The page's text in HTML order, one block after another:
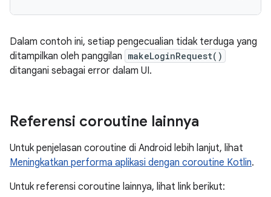
Dalam contoh ini, setiap pengecualian tidak terduga yang
ditampilkan oleh panggilan makeLoginRequest()
ditangani sebagai error dalam UI.
Referensi coroutine lainnya
Untuk penjelasan coroutine di Android lebih lanjut, lihat
Meningkatkan performa aplikasi dengan coroutine Kotlin.
Untuk referensi coroutine lainnya, lihat link berikut: